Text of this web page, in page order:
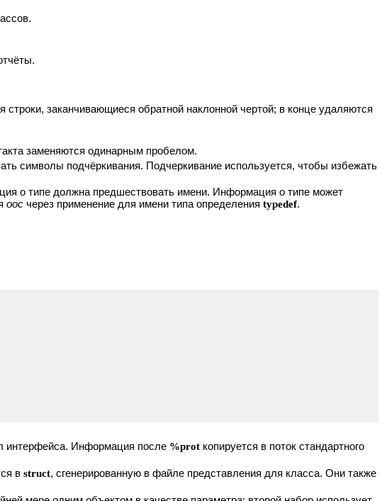
заканчивающиеся обратной наклонной чертой; в конце удаляются
заменяются одинарным пробелом.
символы подчёркивания. Подчеркивание используется, чтобы избежать
о типе должна предшествовать имени. Информация о типе может
ooc через применение для имени типа определения typedef.
интерфейса. Информация после %prot копируется в поток стандартного
в struct, сгенерированную в файле представления для класса. Они также